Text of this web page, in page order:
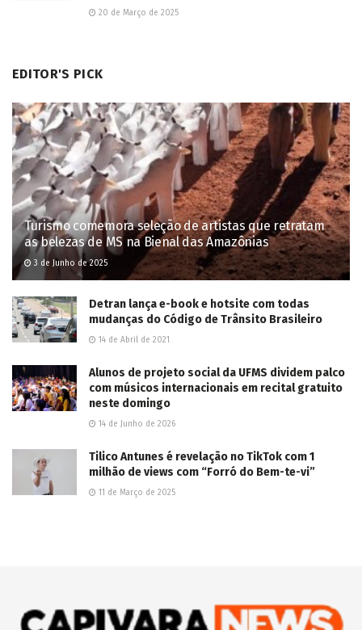
20 de Março de 2025
EDITOR'S PICK
Turismo comemora seleção de artistas que retratam
as belezas de MS na Bienal das Amazônias
3 de Junho de 2025
Detran lança e-book e hotsite com todas
mudanças do Código de Trânsito Brasileiro
14 de Abril de 2021
Alunos de projeto social da UFMS dividem palco
com músicos internacionais em recital gratuito
neste domingo
14 de Junho de 2026
Tilico Antunes é revelação no TikTok com 1
milhão de views com “Forró do Bem-te-vi”
11 de Março de 2025